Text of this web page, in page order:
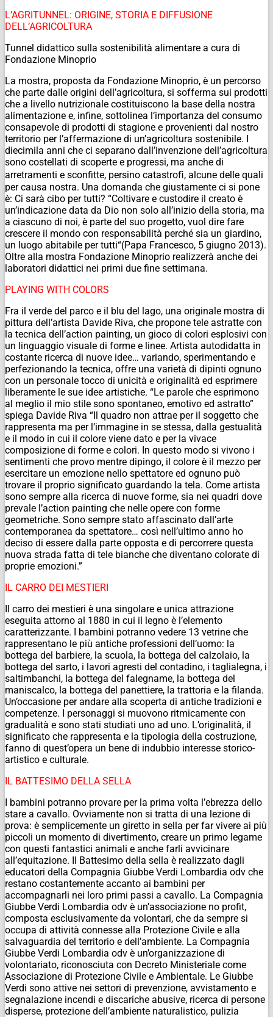
L’AGRITUNNEL: ORIGINE, STORIA E DIFFUSIONE
DELL’AGRICOLTURA
Tunnel didattico sulla sostenibilità alimentare a cura di
Fondazione Minoprio
La mostra, proposta da Fondazione Minoprio, è un percorso
che parte dalle origini dell’agricoltura, si sofferma sui prodotti
che a livello nutrizionale costituiscono la base della nostra
alimentazione e, infine, sottolinea l’importanza del consumo
consapevole di prodotti di stagione e provenienti dal nostro
territorio per l’affermazione di un’agricoltura sostenibile. I
diecimila anni che ci separano dall’invenzione dell’agricoltura
sono costellati di scoperte e progressi, ma anche di
arretramenti e sconfitte, persino catastroﬁ, alcune delle quali
per causa nostra. Una domanda che giustamente ci si pone
è: Ci sarà cibo per tutti? “Coltivare e custodire il creato è
un’indicazione data da Dio non solo all’inizio della storia, ma
a ciascuno di noi, è parte del suo progetto, vuol dire fare
crescere il mondo con responsabilità perché sia un giardino,
un luogo abitabile per tutti“(Papa Francesco, 5 giugno 2013).
Oltre alla mostra Fondazione Minoprio realizzerà anche dei
laboratori didattici nei primi due fine settimana.
PLAYING WITH COLORS
Fra il verde del parco e il blu del lago, una originale mostra di
pittura dell’artista Davide Riva, che propone tele astratte con
la tecnica dell’action painting, un gioco di colori esplosivi con
un linguaggio visuale di forme e linee. Artista autodidatta in
costante ricerca di nuove idee… variando, sperimentando e
perfezionando la tecnica, offre una varietà di dipinti ognuno
con un personale tocco di unicità e originalità ed esprimere
liberamente le sue idee artistiche. “Le parole che esprimono
al meglio il mio stile sono spontaneo, emotivo ed astratto”
spiega Davide Riva “Il quadro non attrae per il soggetto che
rappresenta ma per l’immagine in se stessa, dalla gestualità
e il modo in cui il colore viene dato e per la vivace
composizione di forme e colori. In questo modo si vivono i
sentimenti che provo mentre dipingo, il colore è il mezzo per
esercitare un emozione nello spettatore ed ognuno può
trovare il proprio significato guardando la tela. Come artista
sono sempre alla ricerca di nuove forme, sia nei quadri dove
prevale l’action painting che nelle opere con forme
geometriche. Sono sempre stato affascinato dall’arte
contemporanea da spettatore… così nell’ultimo anno ho
deciso di essere dalla parte opposta e di percorrere questa
nuova strada fatta di tele bianche che diventano colorate di
proprie emozioni.”
IL CARRO DEI MESTIERI
Il carro dei mestieri è una singolare e unica attrazione
eseguita attorno al 1880 in cui il legno è l’elemento
caratterizzante. I bambini potranno vedere 13 vetrine che
rappresentano le più antiche professioni dell’uomo: la
bottega del barbiere, la scuola, la bottega del calzolaio, la
bottega del sarto, i lavori agresti del contadino, i taglialegna, i
saltimbanchi, la bottega del falegname, la bottega del
maniscalco, la bottega del panettiere, la trattoria e la filanda.
Un’occasione per andare alla scoperta di antiche tradizioni e
competenze. I personaggi si muovono ritmicamente con
gradualità e sono stati studiati uno ad uno. L’originalità, il
significato che rappresenta e la tipologia della costruzione,
fanno di quest’opera un bene di indubbio interesse storico-
artistico e culturale.
IL BATTESIMO DELLA SELLA
I bambini potranno provare per la prima volta l’ebrezza dello
stare a cavallo. Ovviamente non si tratta di una lezione di
prova: è semplicemente un giretto in sella per far vivere ai più
piccoli un momento di divertimento, creare un primo legame
con questi fantastici animali e anche farli avvicinare
all’equitazione. Il Battesimo della sella è realizzato dagli
educatori della Compagnia Giubbe Verdi Lombardia odv che
restano costantemente accanto ai bambini per
accompagnarli nei loro primi passi a cavallo. La Compagnia
Giubbe Verdi Lombardia odv è un’associazione no profit,
composta esclusivamente da volontari, che da sempre si
occupa di attività connesse alla Protezione Civile e alla
salvaguardia del territorio e dell’ambiente. La Compagnia
Giubbe Verdi Lombardia odv è un’organizzazione di
volontariato, riconosciuta con Decreto Ministeriale come
Associazione di Protezione Civile e Ambientale. Le Giubbe
Verdi sono attive nei settori di prevenzione, avvistamento e
segnalazione incendi e discariche abusive, ricerca di persone
disperse, protezione dell’ambiente naturalistico, pulizia